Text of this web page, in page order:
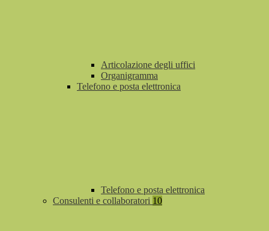
Articolazione degli uffici
Organigramma
Telefono e posta elettronica
Telefono e posta elettronica
Consulenti e collaboratori 10